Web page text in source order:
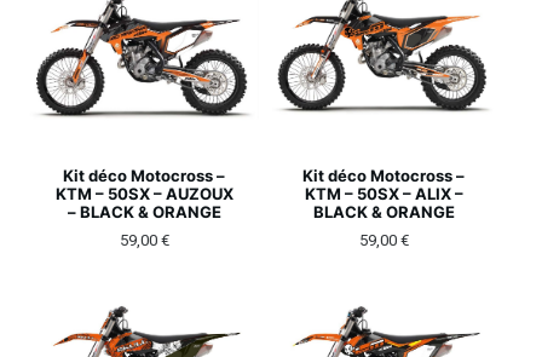
Kit déco Motocross –
KTM – 50SX – AUZOUX
– BLACK & ORANGE
59,00 €
Kit déco Motocross –
KTM – 50SX – ALIX –
BLACK & ORANGE
59,00 €